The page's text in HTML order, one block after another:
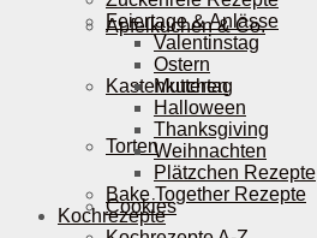
Apfelkuchen & Co.
Kastenkuchen
Torten
Cookies
Feiertage & Anlässe
Valentinstag
Ostern
Muttertag
Halloween
Thanksgiving
Weihnachten
Plätzchen Rezepte
Bake Together Rezepte
Kochrezepte